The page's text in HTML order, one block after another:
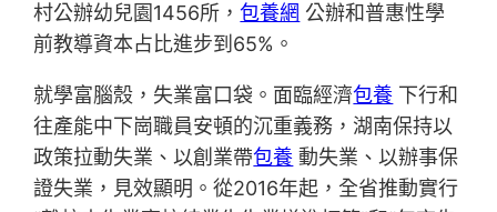
村公辦幼兒園1456所，包養網 公辦和普惠性學
前教導資本占比進步到65%。
就學富腦殼，失業富口袋。面臨經濟包養 下行和
往產能中下崗職員安頓的沉重義務，湖南保持以
政策拉動失業、以創業帶包養 動失業、以辦事保
證失業，見效顯明。從2016年起，全省推動實行